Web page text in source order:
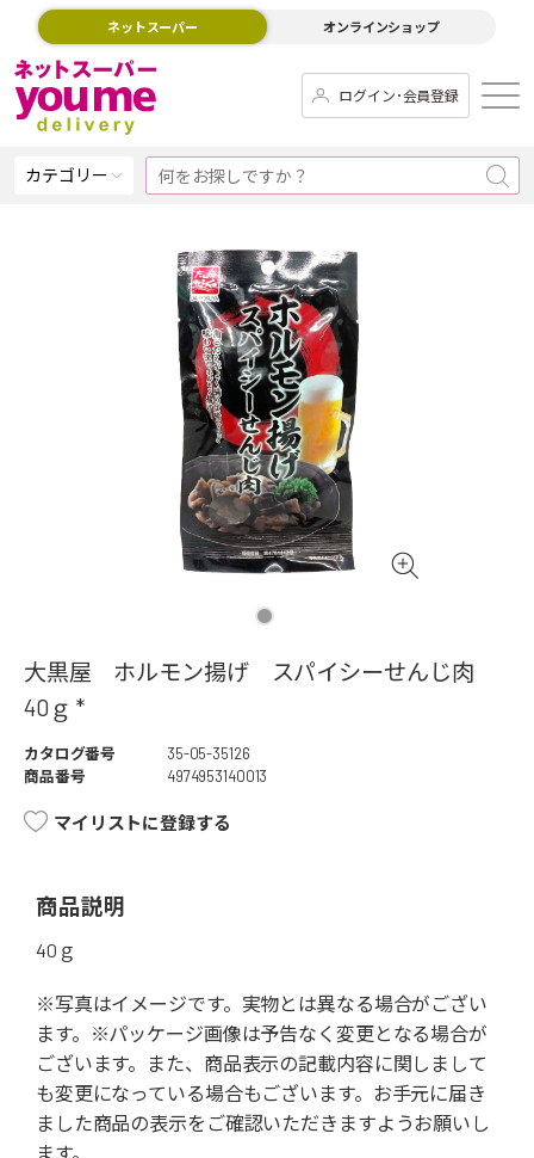
ネットスーパー オンラインショップ
ログイン･会員登録
カテゴリー
大黒屋 ホルモン揚げ スパイシーせんじ肉
40ｇ *
カタログ番号
35-05-35126
商品番号
4974953140013
マイリストに登録する
商品説明
40ｇ
※写真はイメージです。実物とは異なる場合がござい
ます。※パッケージ画像は予告なく変更となる場合が
ございます。また、商品表示の記載内容に関しまして
も変更になっている場合もございます。お手元に届き
ました商品の表示をご確認いただきますようお願いし
ます。